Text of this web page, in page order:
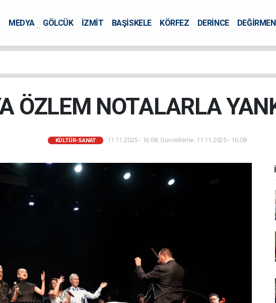
MEDYA GÖLCÜK İZMİT BAŞİSKELE KÖRFEZ DERİNCE
ÖZLEM NOTALARLA
KÜLTÜR-SANAT 11.11.2025 - 16:08, Güncelleme: 11.11.2025 - 16:08